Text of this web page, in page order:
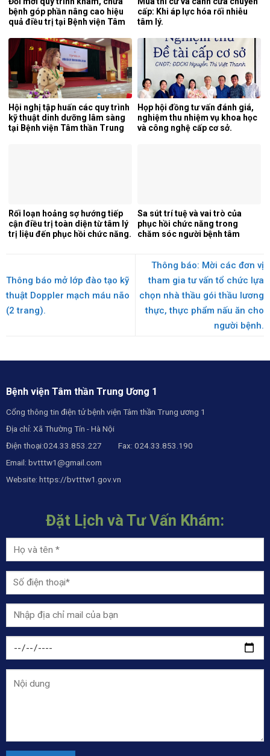
bệnh góp phần nâng cao hiệu
quả điều trị tại Bệnh viện Tâm
cấp: Khi áp lực hóa rối nhiễu
tâm lý.
Hội nghị tập huấn các quy trình
kỹ thuật dinh dưỡng lâm sàng
tại Bệnh viện Tâm thần Trung
Họp hội đồng tư vấn đánh giá,
nghiệm thu nhiệm vụ khoa học
và công nghệ cấp cơ sở.
Rối loạn hoảng sợ hướng tiếp
cận điều trị toàn diện từ tâm lý
trị liệu đến phục hồi chức năng.
Sa sút trí tuệ và vai trò của
phục hồi chức năng trong
chăm sóc người bệnh tâm
Thông báo mở lớp đào tạo kỹ
thuật Doppler mạch máu não
(2 trang).
Thông báo: Mời các đơn vị
tham gia tư vấn tổ chức lựa
chọn nhà thầu gói thầu lương
thực, thực phẩm nấu ăn cho
người bệnh.
Bệnh viện Tâm thần Trung Ương 1
Cổng thông tin điện tử bệnh viện Tâm thần Trung ương 1
Địa chỉ: Xã Thường Tín - Hà Nội
Điện thoại:024.33.853.227 Fax: 024.33.853.190
Email: bvtttw1@gmail.com
Website: https://bvtttw1.gov.vn
Đặt Lịch và Tư Vấn Khám: